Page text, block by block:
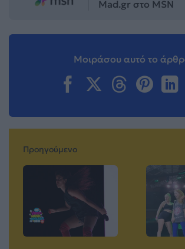
Mad.gr στο MSN
Μοιράσου αυτό το
Προηγούμενο